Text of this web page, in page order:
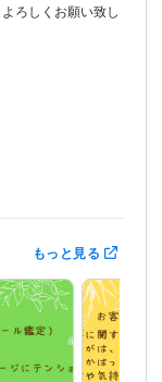
ろしくお願い致し
: 4年もっと見る